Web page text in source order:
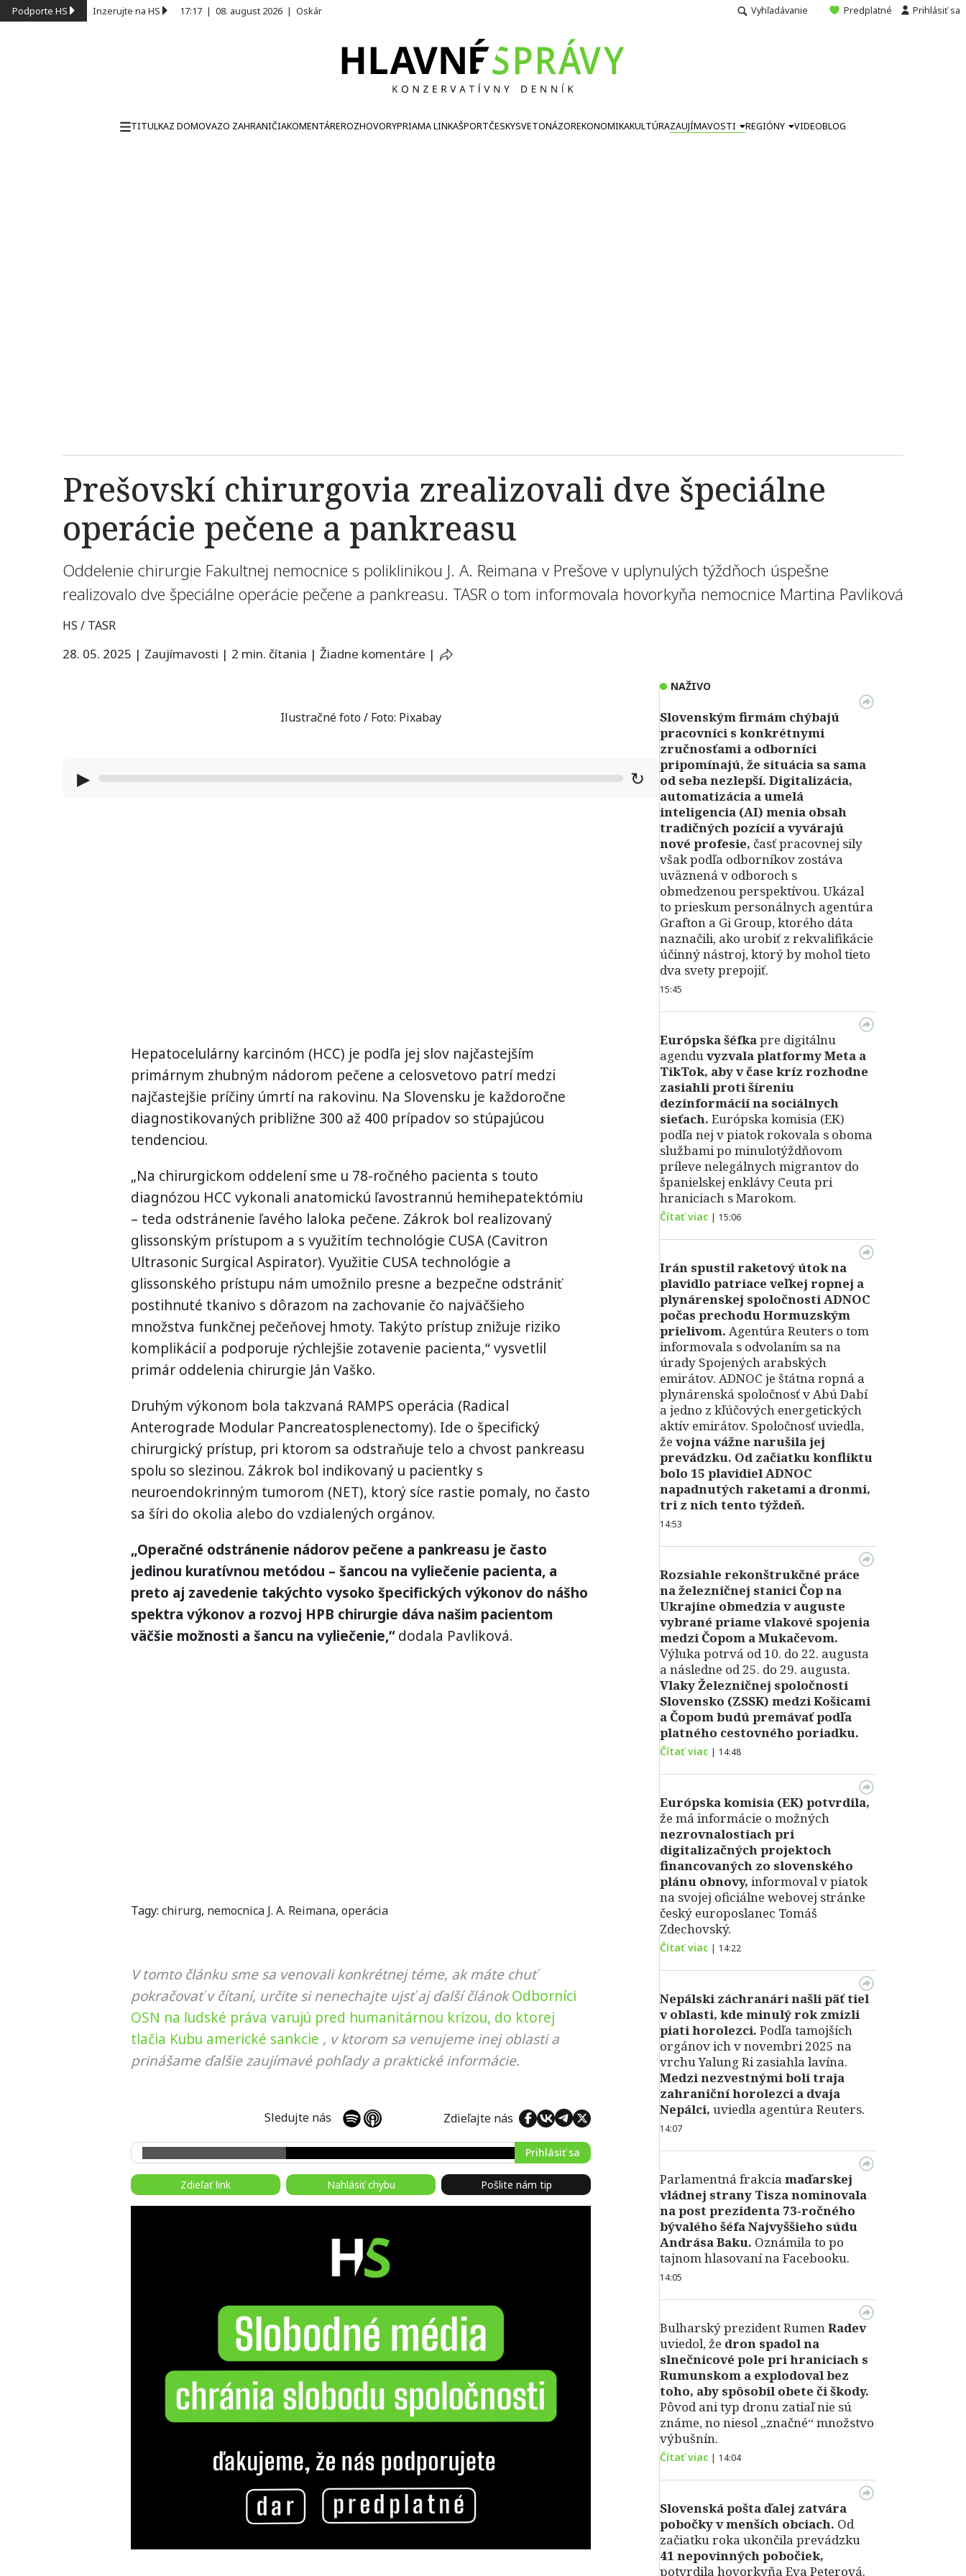
Podporte HS Inzerujte na HS 17:17 | 08. august 2026 | Oskár Vyhľadávanie Predplatné Prihlásiť sa
TITULKAZ DOMOVAZO ZAHRANIČIAKOMENTÁREROZHOVORYPRIAMA LINKAŠPORTČESKYSVETONÁZOREKONOMIKAKULTÚRAZAUJÍMAVOSTI REGIÓNY VIDEOBLOG
Prešovskí chirurgovia zrealizovali dve špeciálne
operácie pečene a pankreasu
Oddelenie chirurgie Fakultnej nemocnice s poliklinikou J. A. Reimana v Prešove v uplynulých týždňoch úspešne
realizovalo dve špeciálne operácie pečene a pankreasu. TASR o tom informovala hovorkyňa nemocnice Martina Pavliková
HS / TASR
28. 05. 2025 | Zaujímavosti | 2 min. čítania | Žiadne komentáre |
Ilustračné foto / Foto: Pixabay
▶ ↻
Hepatocelulárny karcinóm (HCC) je podľa jej slov najčastejším
primárnym zhubným nádorom pečene a celosvetovo patrí medzi
najčastejšie príčiny úmrtí na rakovinu. Na Slovensku je každoročne
diagnostikovaných približne 300 až 400 prípadov so stúpajúcou
tendenciou.
„Na chirurgickom oddelení sme u 78-ročného pacienta s touto
diagnózou HCC vykonali anatomickú ľavostrannú hemihepatektómiu
– teda odstránenie ľavého laloka pečene. Zákrok bol realizovaný
glissonským prístupom a s využitím technológie CUSA (Cavitron
Ultrasonic Surgical Aspirator). Využitie CUSA technológie a
glissonského prístupu nám umožnilo presne a bezpečne odstrániť
postihnuté tkanivo s dôrazom na zachovanie čo najväčšieho
množstva funkčnej pečeňovej hmoty. Takýto prístup znižuje riziko
komplikácií a podporuje rýchlejšie zotavenie pacienta,“ vysvetlil
primár oddelenia chirurgie Ján Vaško.
Druhým výkonom bola takzvaná RAMPS operácia (Radical
Anterograde Modular Pancreatosplenectomy). Ide o špecifický
chirurgický prístup, pri ktorom sa odstraňuje telo a chvost pankreasu
spolu so slezinou. Zákrok bol indikovaný u pacientky s
neuroendokrinným tumorom (NET), ktorý síce rastie pomaly, no často
sa šíri do okolia alebo do vzdialených orgánov.
„Operačné odstránenie nádorov pečene a pankreasu je často
jedinou kuratívnou metódou – šancou na vyliečenie pacienta, a
preto aj zavedenie takýchto vysoko špecifických výkonov do nášho
spektra výkonov a rozvoj HPB chirurgie dáva našim pacientom
väčšie možnosti a šancu na vyliečenie,“dodala Pavliková.
Tagy: chirurg, nemocnica J. A. Reimana, operácia
V tomto článku sme sa venovali konkrétnej téme, ak máte chuť
pokračovať v čítaní, určite si nenechajte ujsť aj ďalší článok Odborníci
OSN na ľudské práva varujú pred humanitárnou krízou, do ktorej
tlačia Kubu americké sankcie , v ktorom sa venujeme inej oblasti a
prinášame ďalšie zaujímavé pohľady a praktické informácie.
Sledujte nás Zdieľajte nás
Prihlásiť sa
Zdieľať link Nahlásiť chybu Pošlite nám tip
NAŽIVO
Slovenským firmám chýbajú
pracovníci s konkrétnymi
zručnosťami a odborníci
pripomínajú, že situácia sa sama
od seba nezlepší. Digitalizácia,
automatizácia a umelá
inteligencia (AI) menia obsah
tradičných pozícií a vyvárajú
nové profesie, časť pracovnej sily
však podľa odborníkov zostáva
uväznená v odboroch s
obmedzenou perspektívou. Ukázal
to prieskum personálnych agentúra
Grafton a Gi Group, ktorého dáta
naznačili, ako urobiť z rekvalifikácie
účinný nástroj, ktorý by mohol tieto
dva svety prepojiť.
15:45
Európska šéfkapre digitálnu
agenduvyzvala platformy Meta a
TikTok, aby v čase kríz rozhodne
zasiahli proti šíreniu
dezinformácií na sociálnych
sieťach. Európska komisia (EK)
podľa nej v piatok rokovala s oboma
službami po minulotýždňovom
príleve nelegálnych migrantov do
španielskej enklávy Ceuta pri
hraniciach s Marokom.
Čítať viac | 15:06
Irán spustil raketový útok na
plavidlo patriace veľkej ropnej a
plynárenskej spoločnosti ADNOC
počas prechodu Hormuzským
prielivom. Agentúra Reuters o tom
informovala s odvolaním sa na
úrady Spojených arabských
emirátov. ADNOC je štátna ropná a
plynárenská spoločnosť v Abú Dabí
a jedno z kľúčových energetických
aktív emirátov. Spoločnosť uviedla,
že vojna vážne narušila jej
prevádzku. Od začiatku konfliktu
bolo 15 plavidiel ADNOC
napadnutých raketami a dronmi,
tri z nich tento týždeň.
14:53
Rozsiahle rekonštrukčné práce
na železničnej stanici Čop na
Ukrajine obmedzia v auguste
vybrané priame vlakové spojenia
medzi Čopom a Mukačevom.
Výluka potrvá od 10. do 22. augusta
a následne od 25. do 29. augusta.
Vlaky Železničnej spoločnosti
Slovensko (ZSSK) medzi Košicami
a Čopom budú premávať podľa
platného cestovného poriadku.
Čítať viac | 14:48
Európska komisia (EK) potvrdila,
že má informácie o možných
nezrovnalostiach pri
digitalizačných projektoch
financovaných zo slovenského
plánu obnovy, informoval v piatok
na svojej oficiálne webovej stránke
český europoslanec Tomáš
Zdechovský.
Čítať viac | 14:22
Nepálski záchranári našli päť tiel
v oblasti, kde minulý rok zmizli
piati horolezci. Podľa tamojších
orgánov ich v novembri 2025 na
vrchu Yalung Ri zasiahla lavína.
Medzi nezvestnými boli traja
zahraniční horolezci a dvaja
Nepálci, uviedla agentúra Reuters.
14:07
Parlamentná frakcia maďarskej
vládnej strany Tisza nominovala
na post prezidenta 73‑ročného
bývalého šéfa Najvyššieho súdu
Andrása Baku. Oznámila to po
tajnom hlasovaní na Facebooku.
14:05
Bulharský prezident RumenRadev
uviedol, že dron spadol na
slnečnicové pole pri hraniciach s
Rumunskom a explodoval bez
toho, aby spôsobil obete či škody.
Pôvod ani typ dronu zatiaľ nie sú
známe, no niesol „značné“ množstvo
výbušnín.
Čítať viac | 14:04
Slovenská pošta ďalej zatvára
pobočky v menších obciach. Od
začiatku roka ukončila prevádzku
41 nepovinných pobočiek,
potvrdila hovorkyňa Eva Peterová.